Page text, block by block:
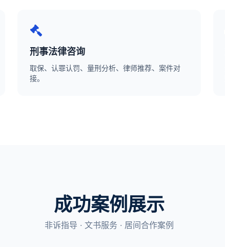
刑事法律咨询
取保、认罪认罚、量刑分析、律师推荐、案件对
接。
成功案例展示
非诉指导 · 文书服务 · 居间合作案例